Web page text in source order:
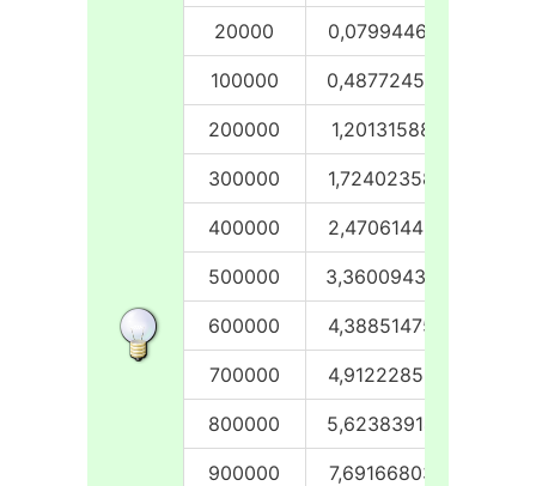
20000 0,07994461
100000 0,48772454
200000 1,20131588
300000 1,72402358
400000 2,47061443
500000 3,36009430
600000 4,38851475
700000 4,91222858
800000 5,62383914
900000 7,69166803